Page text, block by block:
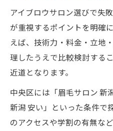
アイブロウサロン選びで失
が重視するポイントを明確
えば、技術力・料金・立地
理したうえで比較検討する
近道となります。
中央区には「眉毛サロン 新
新潟 安い」といった条件で
のアクセスや学割の有無な